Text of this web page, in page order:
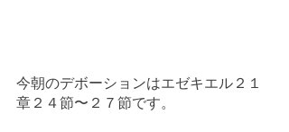
今朝のデボーションはエゼキエル２１
章２４節〜２７節です。